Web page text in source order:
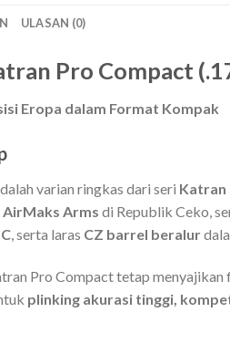
ULASAN (0)
Pro Compact
Eropa dalam Format Kompak
varian ringkas dari seri Katran
AirMaks Arms di Republik Ceko,
, serta laras CZ barrel beralur
Pro Compact tetap
plinking akurasi tinggi,